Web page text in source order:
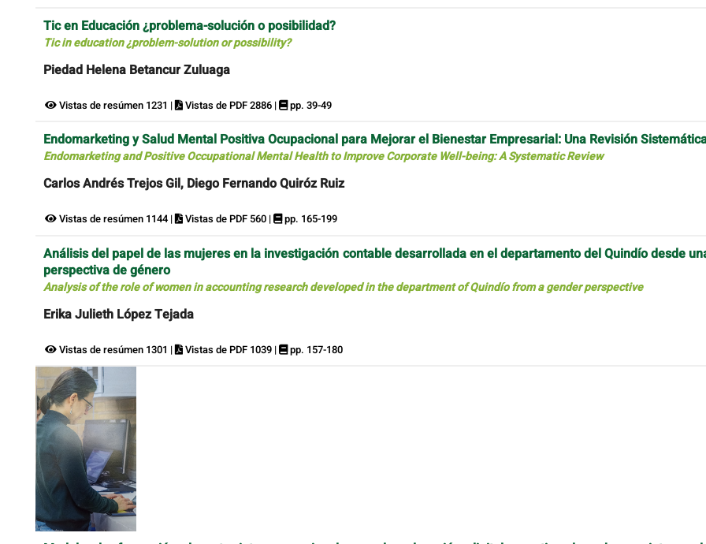
Tic en Educación ¿problema-solución o posibilidad?
Tic in education ¿problem-solution or possibility?
Piedad Helena Betancur Zuluaga
Vistas de resúmen 1231 | Vistas de PDF 2886 | pp. 39-49
Endomarketing y Salud Mental Positiva Ocupacional para Mejorar el Bienestar Empresarial: Una Revisión
Endomarketing and Positive Occupational Mental Health to Improve Corporate Well-being: A Systematic Review
Carlos Andrés Trejos Gil, Diego Fernando Quiróz Ruiz
Vistas de resúmen 1144 | Vistas de PDF 560 | pp. 165-199
Análisis del papel de las mujeres en la investigación contable desarrollada en el departamento del Quindío desde
perspectiva de género
Analysis of the role of women in accounting research developed in the department of Quindío from a gender perspective
Erika Julieth López Tejada
Vistas de resúmen 1301 | Vistas de PDF 1039 | pp. 157-180